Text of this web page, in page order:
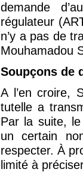
demande
régulateur
n’y a pas de
Mouhamadou
Soupçons de
A l’en croire,
tutelle a
Par la suite,
un certain
respecter. À
limité à